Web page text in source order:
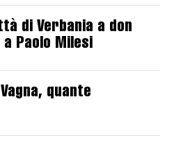
di Verbania a don
Paolo Milesi
quante